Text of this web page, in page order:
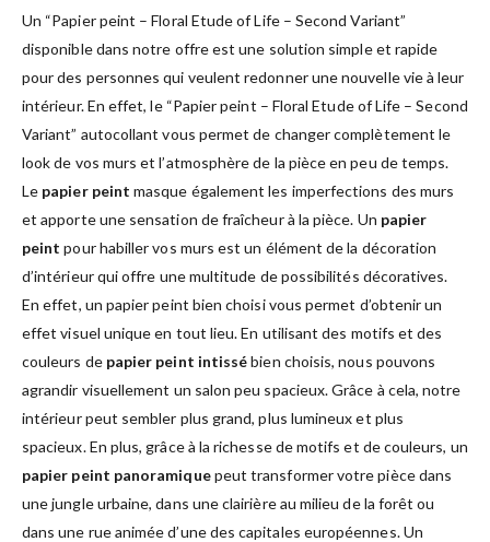
Un “Papier peint – Floral Etude of Life – Second Variant”
disponible dans notre offre est une solution simple et rapide
pour des personnes qui veulent redonner une nouvelle vie à leur
intérieur. En effet, le “Papier peint – Floral Etude of Life – Second
Variant” autocollant vous permet de changer complètement le
look de vos murs et l’atmosphère de la pièce en peu de temps.
Le papier peint masque également les imperfections des murs
et apporte une sensation de fraîcheur à la pièce. Un papier
peint pour habiller vos murs est un élément de la décoration
d’intérieur qui offre une multitude de possibilités décoratives.
En effet, un papier peint bien choisi vous permet d’obtenir un
effet visuel unique en tout lieu. En utilisant des motifs et des
couleurs de papier peint intissébien choisis, nous pouvons
agrandir visuellement un salon peu spacieux. Grâce à cela, notre
intérieur peut sembler plus grand, plus lumineux et plus
spacieux. En plus, grâce à la richesse de motifs et de couleurs, un
papier peint panoramiquepeut transformer votre pièce dans
une jungle urbaine, dans une clairière au milieu de la forêt ou
dans une rue animée d’une des capitales européennes. Un